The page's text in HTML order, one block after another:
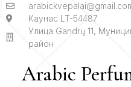
Каунас LT-54487
Улица Gandrų 11,
район
Arabic